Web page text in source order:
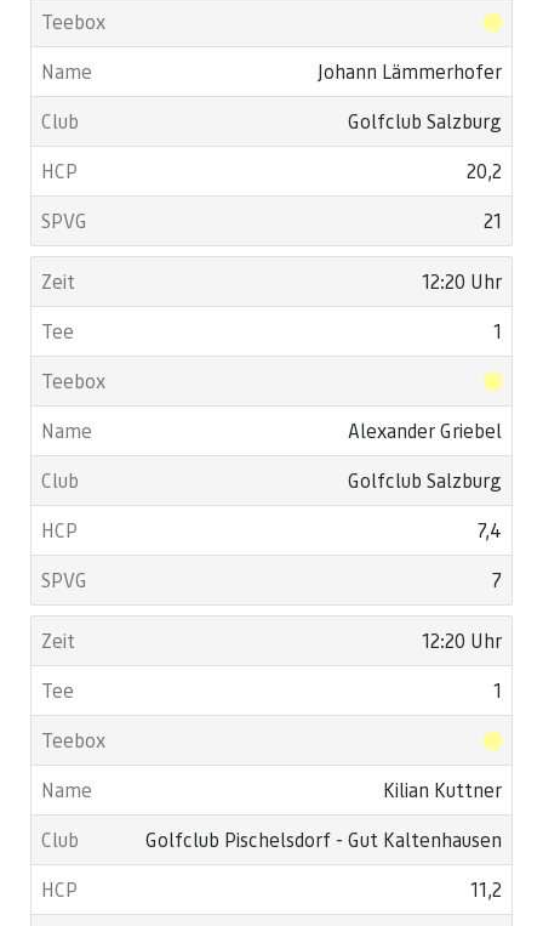
Johann Lämmerhofer
Golfclub Salzburg
20,2
21
12:20 Uhr
1
Alexander Griebel
Golfclub Salzburg
7,4
7
12:20 Uhr
1
Kilian Kuttner
Golfclub Pischelsdorf - Gut Kaltenhausen
11,2